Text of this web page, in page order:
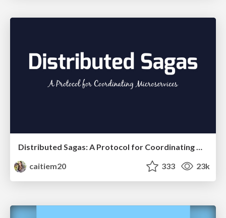
Distributed Sagas: A Protocol for Coordinating Microservices
caitiem20
333 23k